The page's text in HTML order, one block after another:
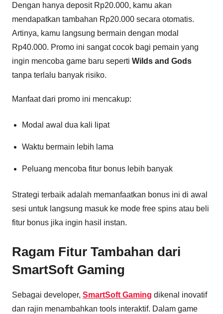
Dengan hanya deposit Rp20.000, kamu akan
mendapatkan tambahan Rp20.000 secara otomatis.
Artinya, kamu langsung bermain dengan modal
Rp40.000. Promo ini sangat cocok bagi pemain yang
ingin mencoba game baru seperti Wilds and Gods
tanpa terlalu banyak risiko.
Manfaat dari promo ini mencakup:
Modal awal dua kali lipat
Waktu bermain lebih lama
Peluang mencoba fitur bonus lebih banyak
Strategi terbaik adalah memanfaatkan bonus ini di awal
sesi untuk langsung masuk ke mode free spins atau beli
fitur bonus jika ingin hasil instan.
Ragam Fitur Tambahan dari
SmartSoft Gaming
Sebagai developer, SmartSoft Gaming dikenal inovatif
dan rajin menambahkan tools interaktif. Dalam game